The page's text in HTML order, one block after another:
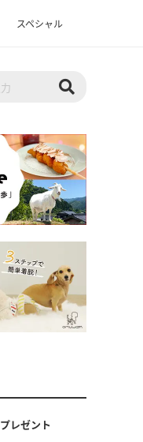
スペシャル
プレゼント